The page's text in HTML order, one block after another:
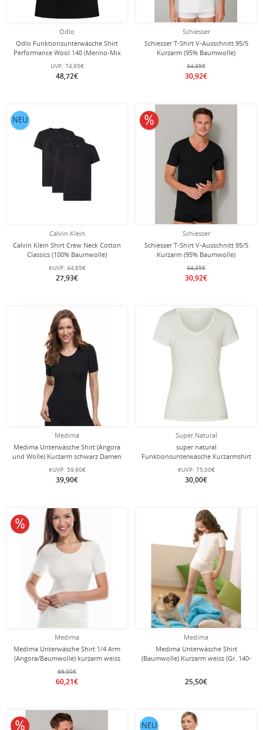
Odlo
Odlo Funktionsunterwäsche Shirt
Performance Wool 140 (Merino-Mix
, nahtlos, schnelltrocknend) schwarz
Herren
UVP: 74,95€
48,72€
Schiesser
Schiesser T-Shirt V-Ausschnitt 95/5
Kurzarm (95% Baumwolle)
Unterwäsche weiss Herren - 2er
Pack
34,35€
30,92€
Calvin Klein
Calvin Klein Shirt Crew Neck Cotton
Classics (100% Baumwolle)
Unterwäsche schwarz Herren - 3er
Pack
eUVP: 44,95€
27,93€
NEU
Schiesser
Schiesser T-Shirt V-Ausschnitt 95/5
Kurzarm (95% Baumwolle)
Unterwäsche schwarz Herren - 2er
Pack
34,35€
30,92€
10% reduziert
Medima
Medima Unterwäsche Shirt (Angora
und Wolle) Kurzarm schwarz Damen
(Gr. S-L)
eUVP: 59,90€
39,90€
Super.Natural
super natural
Funktionsunterwäsche Kurzarmshirt
V-Neck Sierra 140 Tee (Merino-Mix)
weiss Damen
eUVP: 75,00€
30,00€
Medima
Medima Unterwäsche Shirt 1/4 Arm
(Angora/Baumwolle) kurzarm weiss
Damen (Gr. XL)
66,90€
60,21€
10% reduziert
Medima
Medima Unterwäsche Shirt
(Baumwolle) Kurzarm weiss (Gr. 140-
25,50€
10% reduziert NEU